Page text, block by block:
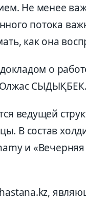
Не менее
потока
как она
о
Олжас СЫДЫҚБЕК.
ведущей
В состав
и